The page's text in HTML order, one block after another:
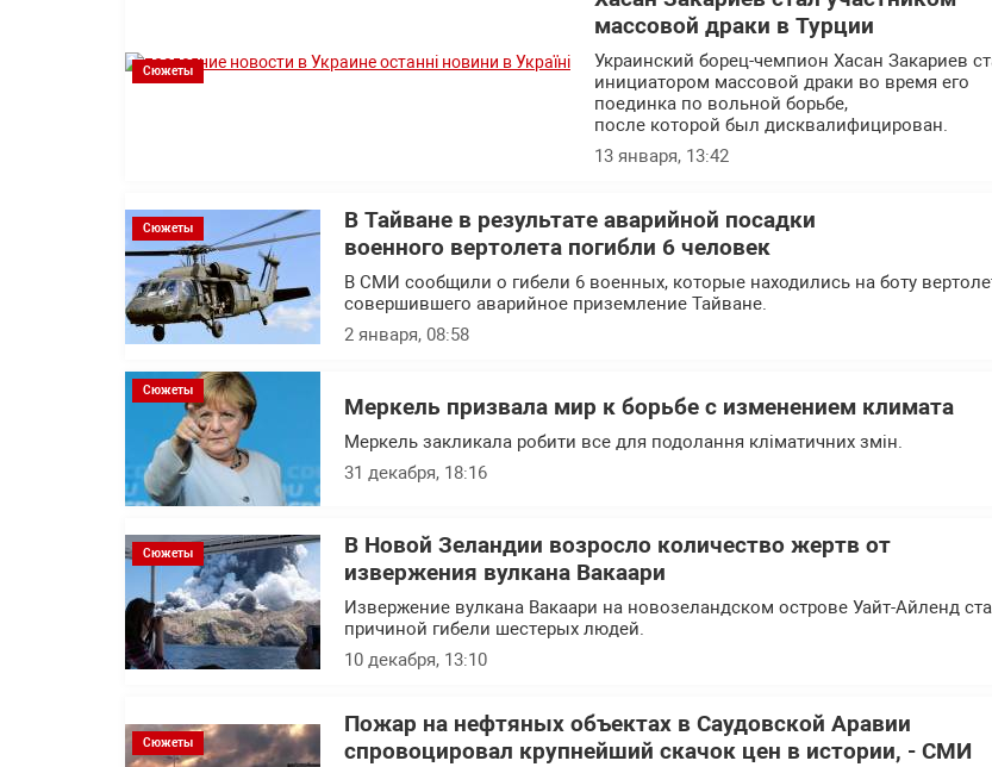
Сюжеты
массовой драки в Турции
Украинский борец-чемпион Хасан Закариев
инициатором массовой драки во время его
поединка по вольной борьбе,
после которой был дисквалифицирован.
13 января, 13:42
Сюжеты
В Тайване в результате аварийной посадки
военного вертолета погибли 6 человек
В СМИ сообщили о гибели 6 военных, которые находились на боту
совершившего аварийное приземление Тайване.
2 января, 08:58
Сюжеты
Меркель призвала мир к борьбе с изменением климата
Меркель закликала робити все для подолання кліматичних змін.
31 декабря, 18:16
Сюжеты
В Новой Зеландии возросло количество жертв от
извержения вулкана Вакаари
Извержение вулкана Вакаари на новозеландском острове Уайт-Айленд
причиной гибели шестерых людей.
10 декабря, 13:10
Сюжеты
Пожар на нефтяных объектах в Саудовской Аравии
спровоцировал крупнейший скачок цен в истории, - СМИ